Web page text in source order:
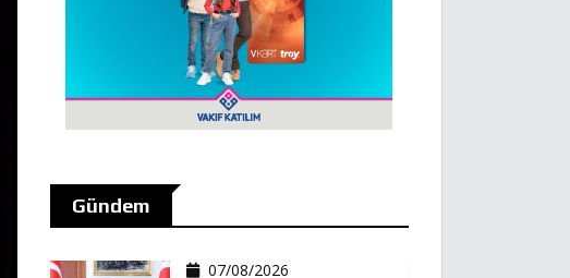
Gündem
07/08/2026